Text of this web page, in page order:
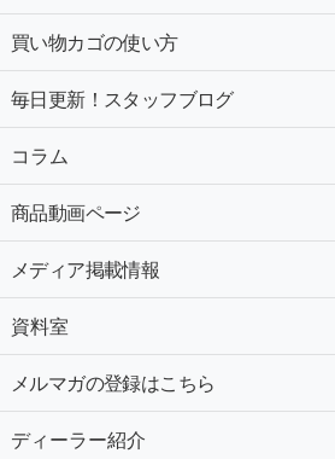
買い物カゴの使い方
毎日更新！スタッフブログ
コラム
商品動画ページ
メディア掲載情報
資料室
メルマガの登録はこちら
ディーラー紹介